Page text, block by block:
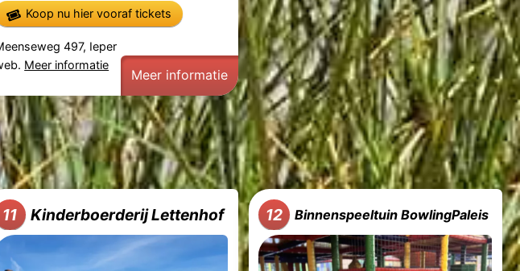
Koop nu hier vooraf tickets
497, Ieper
Meer informatie
Meer informatie
11 Kinderboerderij Lettenhof 12 Binnenspeeltuin BowlingPaleis